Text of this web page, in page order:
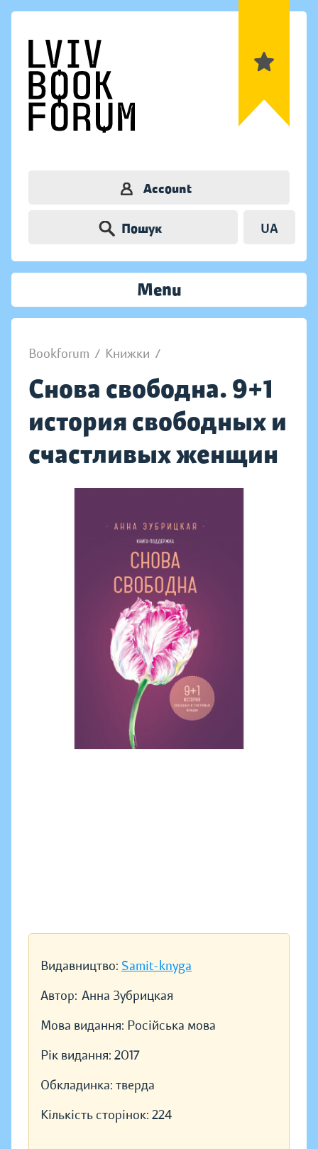
Account
Пошук UA
Menu
Bookforum / Книжки /
Снова свободна. 9+1
история свободных и
счастливых женщин
Видавництво: Samit-knyga
Автор: Анна Зубрицкая
Мова видання: Російська мова
Рік видання: 2017
Обкладинка: тверда
Кількість сторінок: 224